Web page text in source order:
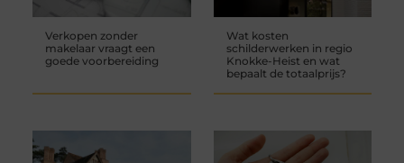
Verkopen zonder
makelaar vraagt een
goede voorbereiding
Wat kosten
schilderwerken in regio
Knokke-Heist en wat
bepaalt de totaalprijs?